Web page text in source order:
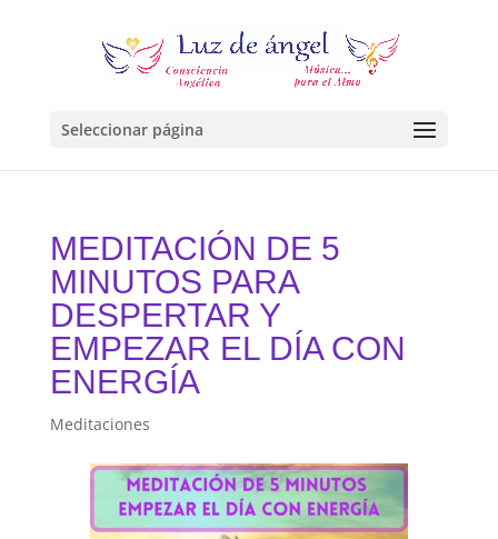
Seleccionar página
MEDITACIÓN DE 5
MINUTOS PARA
DESPERTAR Y
EMPEZAR EL DÍA CON
ENERGÍA
Meditaciones